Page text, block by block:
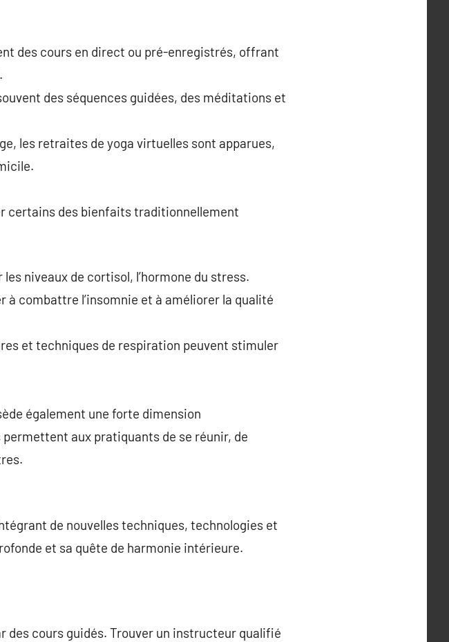
des cours en direct ou pré-enregistrés, offrant
des séquences guidées, des méditations et
les retraites de yoga virtuelles sont apparues,
certains des bienfaits traditionnellement
niveaux de cortisol, l’hormone du stress.
combattre l’insomnie et à améliorer la qualité
et techniques de respiration peuvent stimuler
également une forte dimension
aux pratiquants de se réunir, de
de nouvelles techniques, technologies et
et sa quête de harmonie intérieure.
des cours guidés. Trouver un instructeur qualifié